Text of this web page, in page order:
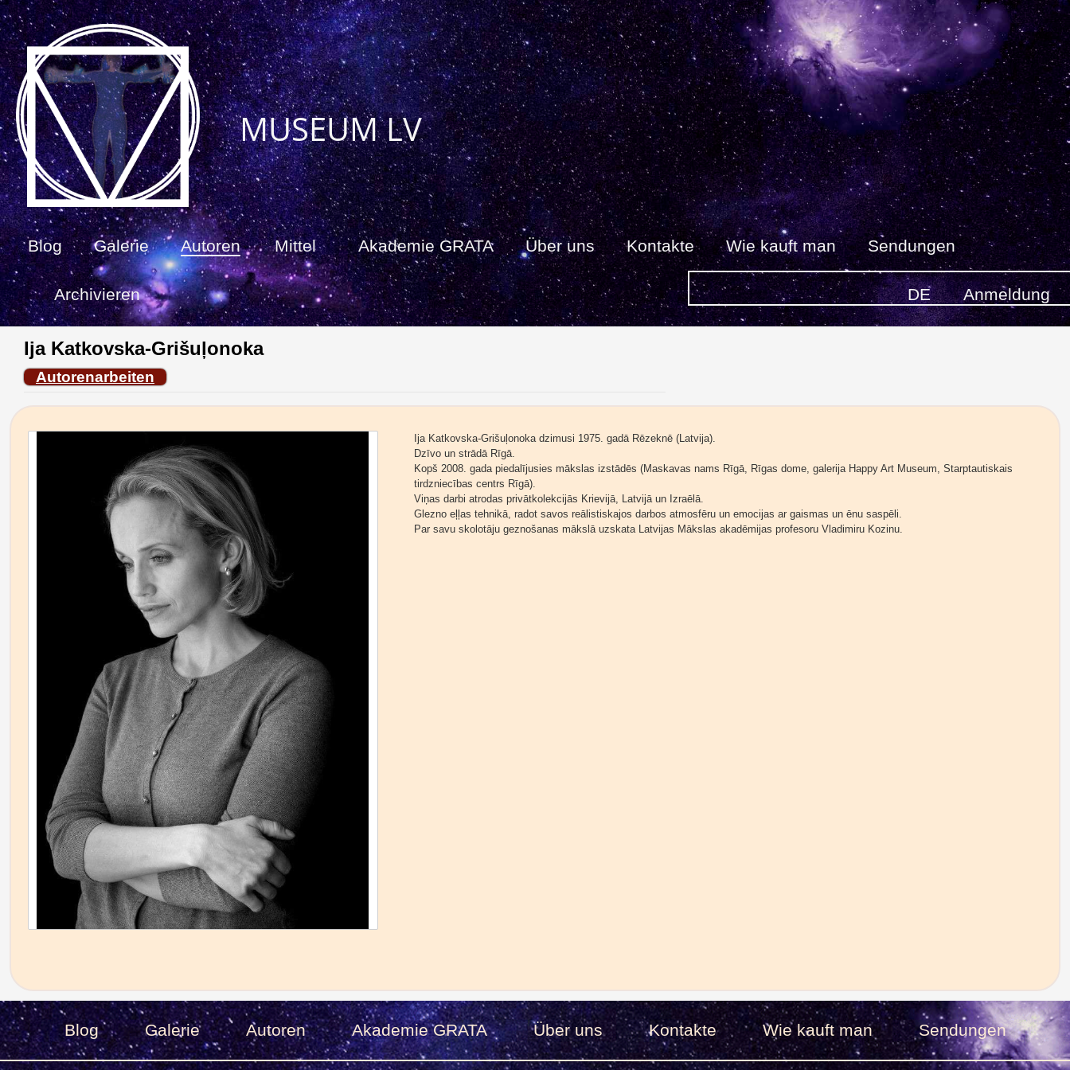
Blog Galerie Autoren Mittel Akademie GRATA Über uns Kontakte Wie kauft man Sendungen
Archivieren Anmeldung
DE
MUSEUM LV
Ija Katkovska-Grišuļonoka
Autorenarbeiten
Ija Katkovska-Grišuļonoka dzimusi 1975. gadā Rēzeknē (Latvija).
Dzīvo un strādā Rīgā.
Kopš 2008. gada piedalījusies mākslas izstādēs (Maskavas nams Rīgā, Rīgas dome, galerija Happy Art Museum, Starptautiskais
tirdzniecības centrs Rīgā).
Viņas darbi atrodas privātkolekcijās Krievijā, Latvijā un Izraēlā.
Glezno eļļas tehnikā, radot savos reālistiskajos darbos atmosfēru un emocijas ar gaismas un ēnu saspēli.
Par savu skolotāju geznošanas mākslā uzskata Latvijas Mākslas akadēmijas profesoru Vladimiru Kozinu.
Blog Galerie Autoren Akademie GRATA Über uns Kontakte Wie kauft man Sendungen